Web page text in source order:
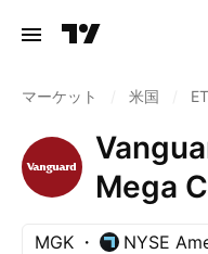
マーケット 米国
Mega
MGK NYSE